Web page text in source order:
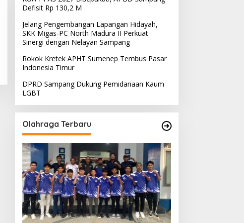
Defisit Rp 130,2 M
Jelang Pengembangan Lapangan Hidayah,
SKK Migas-PC North Madura II Perkuat
Sinergi dengan Nelayan Sampang
Rokok Kretek APHT Sumenep Tembus Pasar
Indonesia Timur
DPRD Sampang Dukung Pemidanaan Kaum
LGBT
Olahraga Terbaru